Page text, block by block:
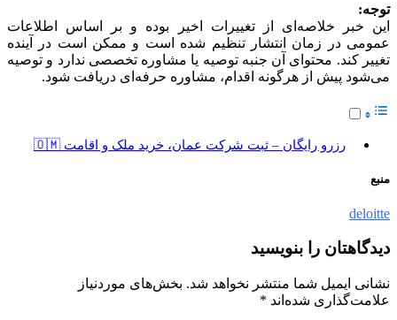
توجه:
این خبر خلاصه‌ای از تغییرات اخیر بوده و بر اساس اطلاعات
عمومی در زمان انتشار تنظیم شده است و ممکن است در آینده
تغییر کند. محتوای آن جنبه توصیه یا مشاوره تخصصی ندارد و توصیه
می‌شود پیش از هرگونه اقدام، مشاوره حرفه‌ای دریافت شود.
رزرو رایگان – ثبت شرکت عمان، خرید ملک و اقامت 🇴🇲
منبع
deloitte
دیدگاهتان را بنویسید
نشانی ایمیل شما منتشر نخواهد شد. بخش‌های موردنیاز
علامت‌گذاری شده‌اند *